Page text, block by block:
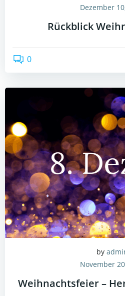
Dezember
Rückblick
0
by
November
Weihnachtsfeier –